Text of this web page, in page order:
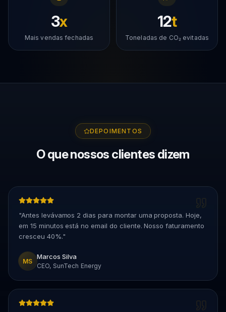
3x
Mais vendas fechadas
12t
Toneladas de CO₂ evitadas
DEPOIMENTOS
O que nossos clientes dizem
"Antes levávamos 2 dias para montar uma proposta. Hoje,
em 15 minutos está no email do cliente. Nosso faturamento
cresceu 40%."
MS
Marcos Silva
CEO, SunTech Energy